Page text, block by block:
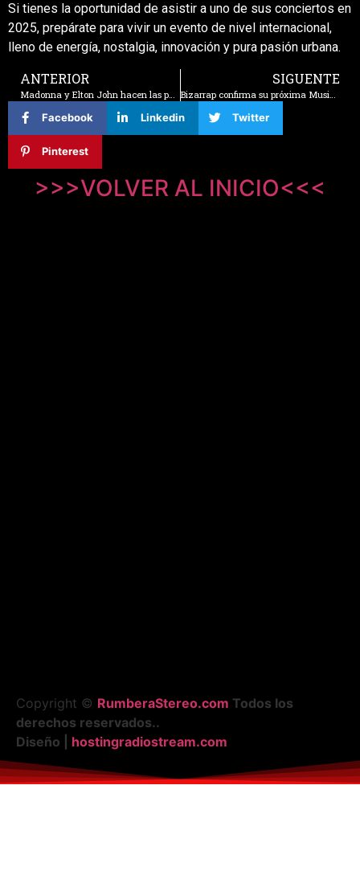
Si tienes la oportunidad de asistir a uno de sus conciertos en
2025, prepárate para vivir un evento de nivel internacional,
lleno de energía, nostalgia, innovación y pura pasión urbana.
ANTERIOR SIGUENTE
Facebook Linkedin Twitter
Pinterest
>>>VOLVER AL INICIO<<<
Copyright © RumberaStereo.com Todos los
derechos reservados..
Diseño | hostingradiostream.com